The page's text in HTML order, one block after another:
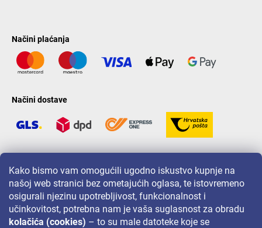
Kako bismo vam omogućili ugodno iskustvo kupnje na
našoj web stranici bez ometajućih oglasa, te istovremeno
osigurali njezinu upotrebljivost, funkcionalnost i
učinkovitost, potrebna nam je vaša suglasnost za obradu
kolačića (cookies) – to su male datoteke koje se
Načini plaćanja
Načini dostave